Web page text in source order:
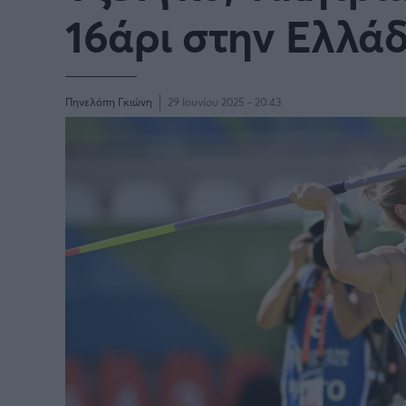
16άρι στην
Πηνελόπη Γκιώνη 29 Ιουνίου 2025 - 20:43